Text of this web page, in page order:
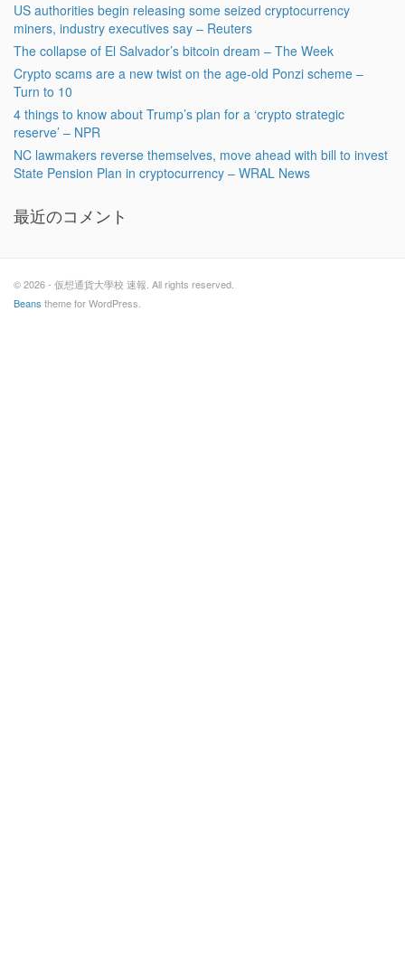
US authorities begin releasing some seized cryptocurrency
miners, industry executives say – Reuters
The collapse of El Salvador’s bitcoin dream – The Week
Crypto scams are a new twist on the age-old Ponzi scheme –
Turn to 10
4 things to know about Trump’s plan for a ‘crypto strategic
reserve’ – NPR
NC lawmakers reverse themselves, move ahead with bill to invest
State Pension Plan in cryptocurrency – WRAL News
最近のコメント
© 2026 - 仮想通貨大學校 速報. All rights reserved.
Beans theme for WordPress.